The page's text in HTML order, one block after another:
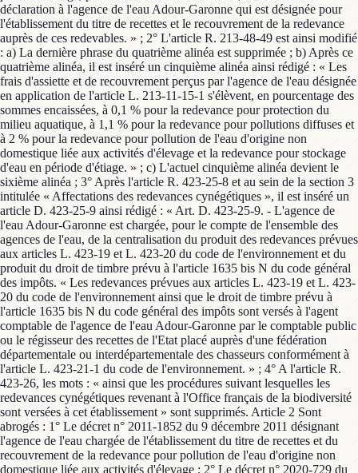
déclaration à l'agence de l'eau Adour-Garonne qui est désignée pour
l'établissement du titre de recettes et le recouvrement de la redevance
auprès de ces redevables. » ; 2° L'article R. 213-48-49 est ainsi modifié
: a) La dernière phrase du quatrième alinéa est supprimée ; b) Après ce
quatrième alinéa, il est inséré un cinquième alinéa ainsi rédigé : « Les
frais d'assiette et de recouvrement perçus par l'agence de l'eau désignée
en application de l'article L. 213-11-15-1 s'élèvent, en pourcentage des
sommes encaissées, à 0,1 % pour la redevance pour protection du
milieu aquatique, à 1,1 % pour la redevance pour pollutions diffuses et
à 2 % pour la redevance pour pollution de l'eau d'origine non
domestique liée aux activités d'élevage et la redevance pour stockage
d'eau en période d'étiage. » ; c) L'actuel cinquième alinéa devient le
sixième alinéa ; 3° Après l'article R. 423-25-8 et au sein de la section 3
intitulée « Affectations des redevances cynégétiques », il est inséré un
article D. 423-25-9 ainsi rédigé : « Art. D. 423-25-9. - L'agence de
l'eau Adour-Garonne est chargée, pour le compte de l'ensemble des
agences de l'eau, de la centralisation du produit des redevances prévues
aux articles L. 423-19 et L. 423-20 du code de l'environnement et du
produit du droit de timbre prévu à l'article 1635 bis N du code général
des impôts. « Les redevances prévues aux articles L. 423-19 et L. 423-
20 du code de l'environnement ainsi que le droit de timbre prévu à
l'article 1635 bis N du code général des impôts sont versés à l'agent
comptable de l'agence de l'eau Adour-Garonne par le comptable public
ou le régisseur des recettes de l'Etat placé auprès d'une fédération
départementale ou interdépartementale des chasseurs conformément à
l'article L. 423-21-1 du code de l'environnement. » ; 4° A l'article R.
423-26, les mots : « ainsi que les procédures suivant lesquelles les
redevances cynégétiques revenant à l'Office français de la biodiversité
sont versées à cet établissement » sont supprimés. Article 2 Sont
abrogés : 1° Le décret n° 2011-1852 du 9 décembre 2011 désignant
l'agence de l'eau chargée de l'établissement du titre de recettes et du
recouvrement de la redevance pour pollution de l'eau d'origine non
domestique liée aux activités d'élevage ; 2° Le décret n° 2020-729 du